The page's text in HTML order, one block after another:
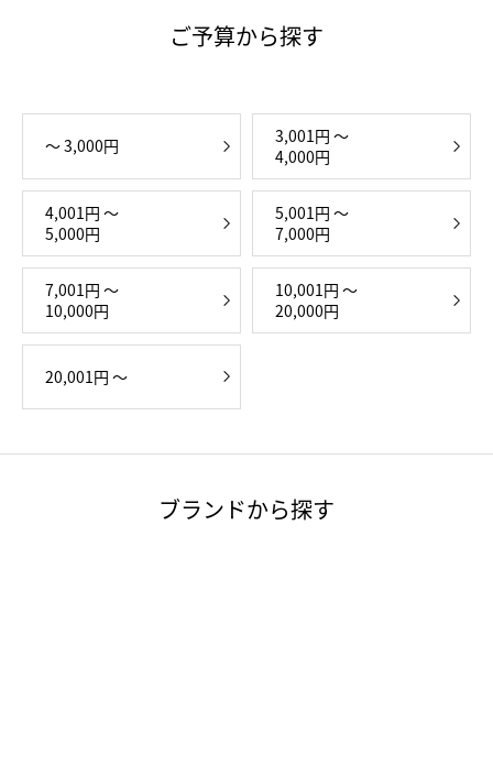
ご予算から探す
〜 3,000円
3,001円 ～
4,000円
4,001円 ～
5,000円
5,001円 ～
7,000円
7,001円 ～
10,000円
10,001円 ～
20,000円
20,001円 ～
ブランドから探す